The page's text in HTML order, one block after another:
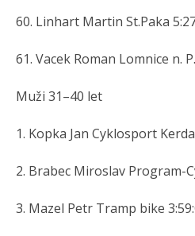
60. Linhart Martin St.Paka
61. Vacek Roman Lomnice n.
Muži 31–40 let
1. Kopka Jan Cyklosport Kerda
2. Brabec Miroslav Program-
3. Mazel Petr Tramp bike